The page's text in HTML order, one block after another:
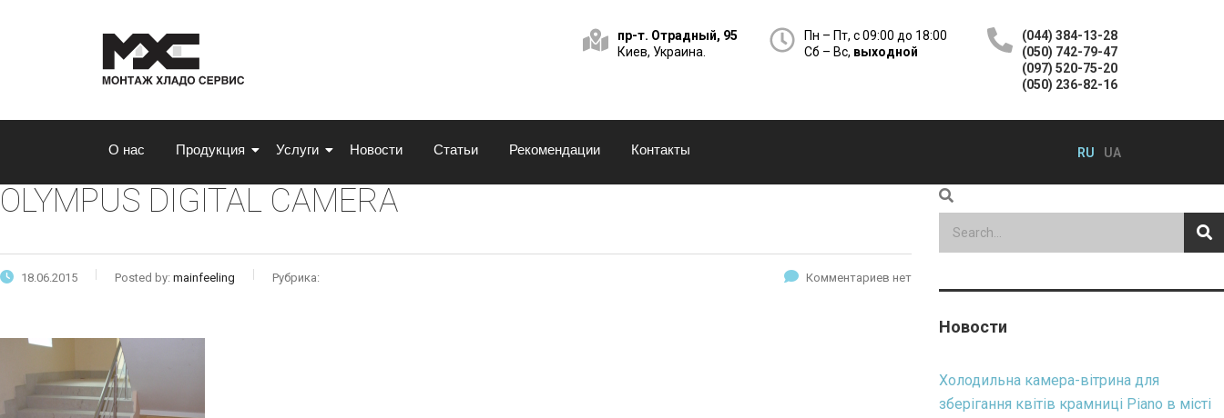
пр-т. Отрадный, 95
Киев, Украина.
Пн – Пт, с 09:00 до 18:00
Сб – Вс, выходной
(044) 384-13-28
(050) 742-79-47
(097) 520-75-20
(050) 236-82-16
О нас Продукция Услуги Новости Статьи Рекомендации Контакты RU UA
OLYMPUS DIGITAL CAMERA
18.06.2015 Posted by: mainfeeling Рубрика: Комментариев нет
Новости
Холодильна камера-вітрина для
зберігання квітів крамниці Piano в місті